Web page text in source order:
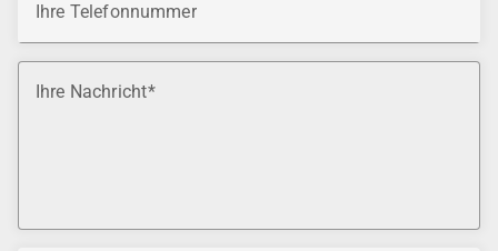
Ihre Telefonnummer
Ihre Nachricht